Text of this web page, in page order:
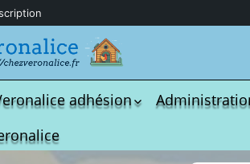
adhésion
Qui est-elle ?
demandes
S.M.I.C et